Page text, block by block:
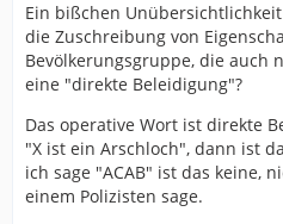
Ein bißchen
die Zuschreibung von
Bevölkerungsgruppe, die auch
eine "direkte Beleidigung"?
Das operative Wort ist direkte
"X ist ein Arschloch", dann ist
ich sage "ACAB" ist das keine,
einem Polizisten sage.